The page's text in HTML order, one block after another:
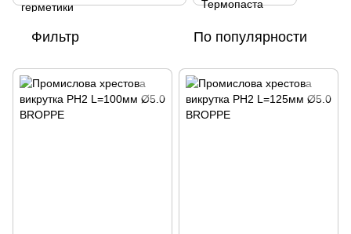
Фильтр По популярности